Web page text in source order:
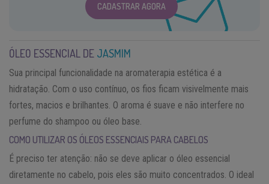
CADASTRAR AGORA
ÓLEO ESSENCIAL DE JASMIM
Sua principal funcionalidade na aromaterapia estética é a
hidratação. Com o uso contínuo, os fios ficam visivelmente mais
fortes, macios e brilhantes. O aroma é suave e não interfere no
perfume do shampoo ou óleo base.
COMO UTILIZAR OS ÓLEOS ESSENCIAIS PARA CABELOS
É preciso ter atenção: não se deve aplicar o óleo essencial
diretamente no cabelo, pois eles são muito concentrados. O ideal